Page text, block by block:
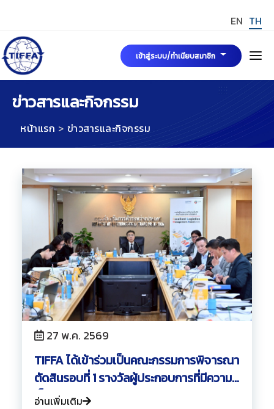
EN TH
หน้าแรก
เกี่ยวกับเรา
ข่าวสารและกิจกรรม
มาตรฐาน TIFFA Mark
การขอรับรองมาตรฐาน TIFFA MARK
TIFFA MARK
สมัครสมาชิกสมาคมฯ
กฎระเบียบ พระราชบัญญัติและบทความที่เกี่ยวข้อง
วารสารสมาคมฯ
ลิงค์เว็บไซต์
ติดต่อเรา
เข้าสู่ระบบ/ทำเนียบสมาชิก
ข่าวสารและกิจกรรม
หน้าแรก ข่าวสารและกิจกรรม
27 พ.ค. 2569
TIFFA ได้เข้าร่วมเป็นคณะกรรมการพิจารณา
ตัดสินรอบที่ 1 รางวัลผู้ประกอบการที่มีความ
เป็นเลิศด้านการบริหารจัดการโลจิสติกส์
อ่านเพิ่มเติม